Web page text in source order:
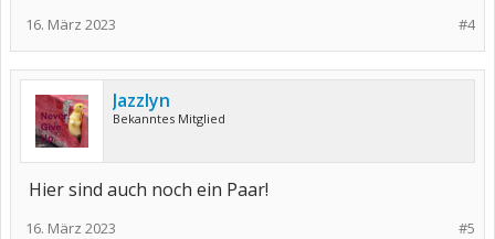
#4
16. März 2023
Jazzlyn
Bekanntes Mitglied
Hier sind auch noch ein Paar!
#5
16. März 2023